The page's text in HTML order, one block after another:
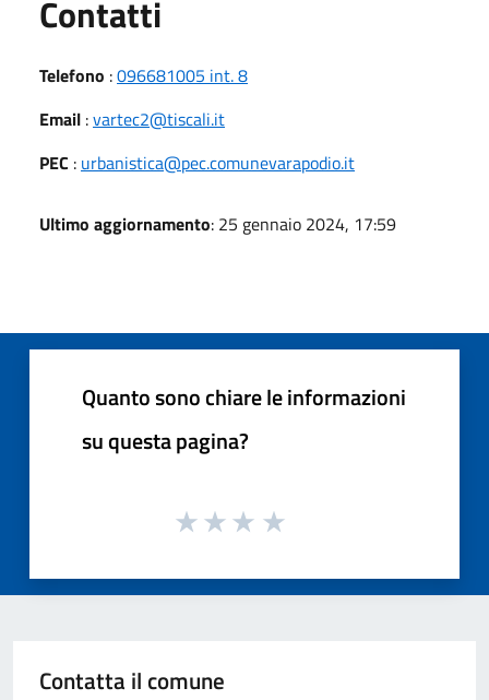
Contatti
Telefono :096681005 int. 8
Email :vartec2@tiscali.it
PEC : urbanistica@pec.comunevarapodio.it
Ultimo aggiornamento: 25 gennaio 2024, 17:59
Quanto sono chiare le informazioni
su questa pagina?
Contatta il comune